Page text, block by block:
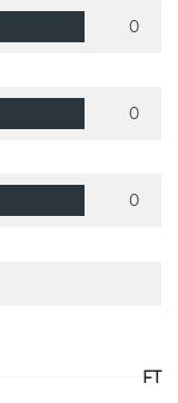
0
0
0
FT